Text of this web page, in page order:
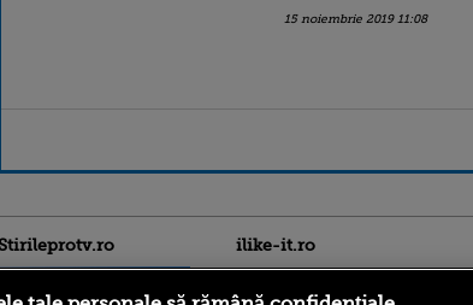
15 noiembrie 2019 11:08
ilike-it.ro